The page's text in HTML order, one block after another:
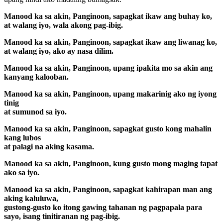
Manood ka sa akin, Panginoon, sapagkat ikaw ang buhay ko,
at walang iyo, wala akong pag-ibig.
Manood ka sa akin, Panginoon, sapagkat ikaw ang liwanag ko,
at walang iyo, ako ay nasa dilim.
Manood ka sa akin, Panginoon, upang ipakita mo sa akin ang
kanyang kalooban.
Manood ka sa akin, Panginoon, upang makarinig ako ng iyong
tinig
at sumunod sa iyo.
Manood ka sa akin, Panginoon, sapagkat gusto kong mahalin
kang lubos
at palagi na aking kasama.
Manood ka sa akin, Panginoon, kung gusto mong maging tapat
ako sa iyo.
Manood ka sa akin, Panginoon, sapagkat kahirapan man ang
aking kaluluwa,
gustong-gusto ko itong gawing tahanan ng pagpapala para
sayo, isang tinitiranan ng pag-ibig.